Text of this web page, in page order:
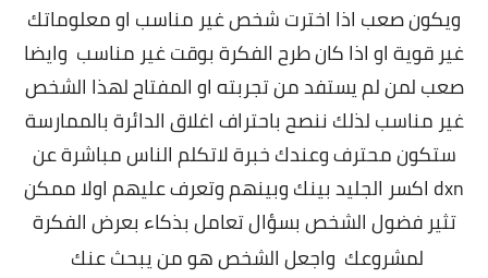
ويكون صعب اذا اخترت شخص غير مناسب او معلوماتك
غير قويةاو اذا كان طرح الفكرة بوقت غير مناسب وايضا
صعب لمن لم يستفد من تجربته او المفتاح لهذا الشخص
غير مناسب لذلك ننصح باحتراف اغلاق الدائرة بالممارسة
ستكون محترف وعندك خبرة لاتكلم الناس مباشرة عن
dxn اكسر الجليد بينك وبينهم وتعرف عليهم اولا ممكن
تثير فضول الشخص بسؤال تعامل بذكاء بعرض الفكرة
لمشروعك واجعل الشخص هو من يبحث عنك